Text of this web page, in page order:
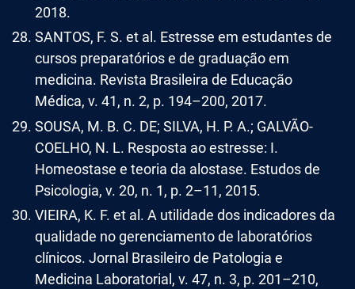
2018.
SANTOS, F. S. et al. Estresse em estudantes de
cursos preparatórios e de graduação em
medicina. Revista Brasileira de Educação
Médica, v. 41, n. 2, p. 194–200, 2017.
SOUSA, M. B. C. DE; SILVA, H. P. A.; GALVÃO-
COELHO, N. L. Resposta ao estresse: I.
Homeostase e teoria da alostase. Estudos de
Psicologia, v. 20, n. 1, p. 2–11, 2015.
VIEIRA, K. F. et al. A utilidade dos indicadores da
qualidade no gerenciamento de laboratórios
clínicos. Jornal Brasileiro de Patologia e
Medicina Laboratorial, v. 47, n. 3, p. 201–210,